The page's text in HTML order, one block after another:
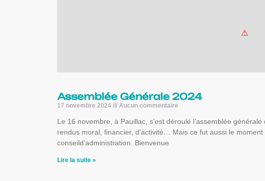
Assemblée Générale 2024
17 novembre 2024 Aucun commentaire
Le 16 novembre, à Pauillac, s’est déroulé l’assemblée
rendus moral, financier, d’activité… Mais ce fut aussi le
conseild’administration. Bienvenue
Lire la suite »